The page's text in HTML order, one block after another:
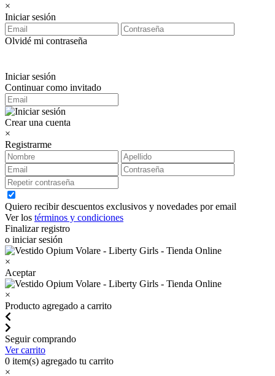
×
Iniciar sesión
Olvidé mi contraseña
Iniciar sesión
Continuar como invitado
Crear una cuenta
×
Registrarme
Quiero recibir descuentos exclusivos y novedades por email
Ver los términos y condiciones
Finalizar registro
o iniciar sesión
×
Aceptar
×
Producto agregado a carrito
Seguir comprando
Ver carrito
0 item(s) agregado tu carrito
×